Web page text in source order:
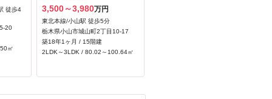
徒歩4
20
㎡
3,500～3,980万円
東北本線/小山駅 徒歩5分
栃木県小山市城山町2丁目10-17
築18年1ヶ月 / 15階建
2LDK～3LDK / 80.02～100.64㎡